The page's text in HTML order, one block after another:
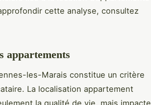
cette analyse, consultez
appartements
les-Marais constitue un critère
La localisation appartement
la qualité de vie, mais impacte